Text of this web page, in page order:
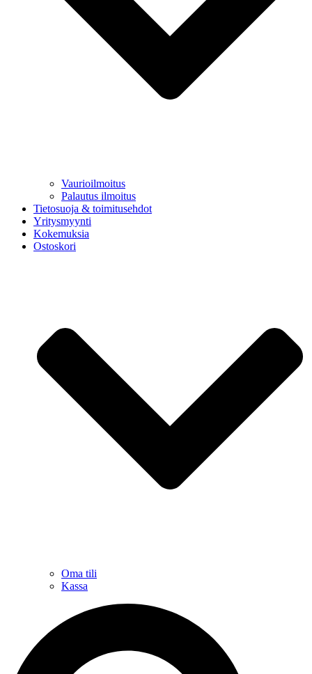
Vaurioilmoitus
Palautus ilmoitus
Tietosuoja & toimitusehdot
Yritysmyynti
Kokemuksia
Ostoskori
Oma tili
Kassa